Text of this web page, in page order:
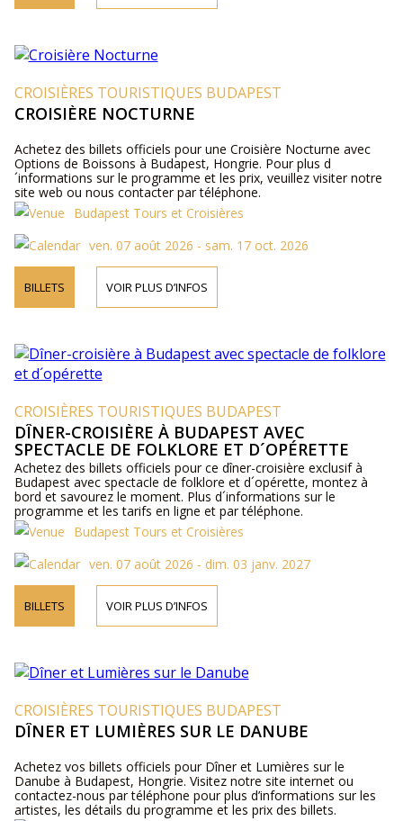
CROISIÈRES TOURISTIQUES BUDAPEST
CROISIÈRE NOCTURNE
Achetez des billets officiels pour une Croisière Nocturne avec
Options de Boissons à Budapest, Hongrie. Pour plus d
´informations sur le programme et les prix, veuillez visiter notre
site web ou nous contacter par téléphone.
Budapest Tours et Croisières
ven. 07 août 2026 - sam. 17 oct. 2026
BILLETS VOIR PLUS D’INFOS
CROISIÈRES TOURISTIQUES BUDAPEST
DÎNER-CROISIÈRE À BUDAPEST AVEC
SPECTACLE DE FOLKLORE ET D´OPÉRETTE
Achetez des billets officiels pour ce dîner-croisière exclusif à
Budapest avec spectacle de folklore et d´opérette, montez à
bord et savourez le moment. Plus d´informations sur le
programme et les tarifs en ligne et par téléphone.
Budapest Tours et Croisières
ven. 07 août 2026 - dim. 03 janv. 2027
BILLETS VOIR PLUS D’INFOS
CROISIÈRES TOURISTIQUES BUDAPEST
DÎNER ET LUMIÈRES SUR LE DANUBE
Achetez vos billets officiels pour Dîner et Lumières sur le
Danube à Budapest, Hongrie. Visitez notre site internet ou
contactez-nous par téléphone pour plus d’informations sur les
artistes, les détails du programme et les prix des billets.